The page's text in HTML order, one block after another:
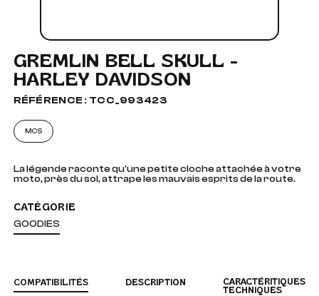
GREMLIN BELL SKULL -
HARLEY DAVIDSON
RÉFÉRENCE : TCC_993423
MCS
La légende raconte qu'une petite cloche attachée à votre
moto, près du sol, attrape les mauvais esprits de la route.
CATÉGORIE
GOODIES
COMPATIBILITÉS DESCRIPTION
CARACTÉRITIQUES
TECHNIQUES